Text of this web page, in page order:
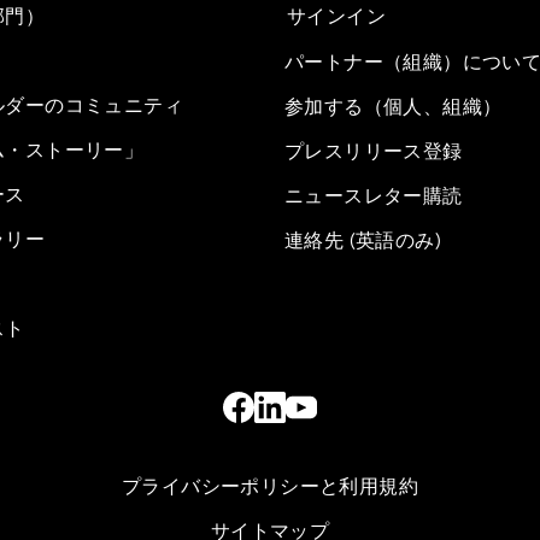
）
ーのコミュニティ
ストーリー」
リー
サインイン
パートナー（組織）につい
参加する（個人、組織）
プレスリリース登録
ニュースレター購読
連絡先 (英語のみ)
プライバシーポリシーと利用規約
サイトマップ